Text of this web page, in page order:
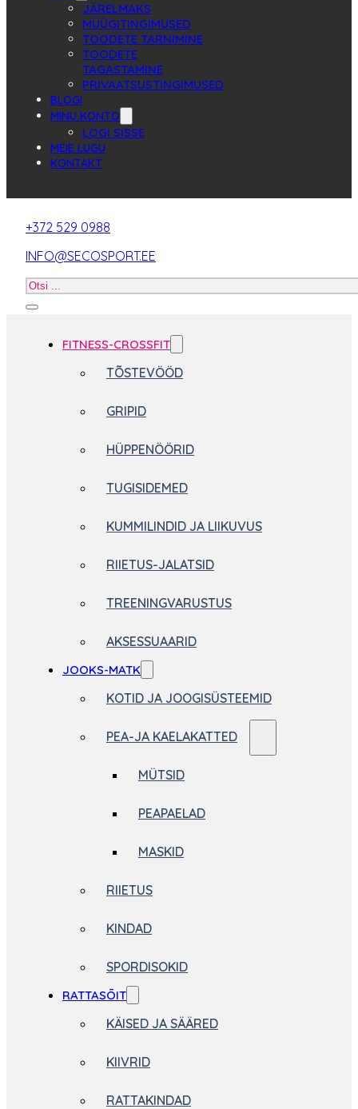
JÄRELMAKS
MÜÜGITINGIMUSED
TOODETE TARNIMINE
TOODETE
TAGASTAMINE
PRIVAATSUSTINGIMUSED
BLOGI
MINU KONTO
LOGI SISSE
MEIE LUGU
KONTAKT
+372 529 0988
INFO@SECOSPORT.EE
Otsi
FITNESS-CROSSFIT
TÕSTEVÖÖD
GRIPID
HÜPPENÖÖRID
TUGISIDEMED
KUMMILINDID JA LIIKUVUS
RIIETUS-JALATSID
TREENINGVARUSTUS
AKSESSUAARID
JOOKS-MATK
KOTID JA JOOGISÜSTEEMID
PEA-JA KAELAKATTED
MÜTSID
PEAPAELAD
MASKID
RIIETUS
KINDAD
SPORDISOKID
RATTASÕIT
KÄISED JA SÄÄRED
KIIVRID
RATTAKINDAD